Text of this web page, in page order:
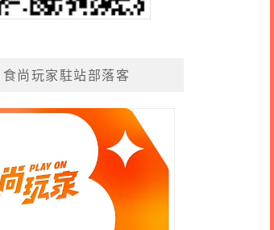
食尚玩家駐站部落客